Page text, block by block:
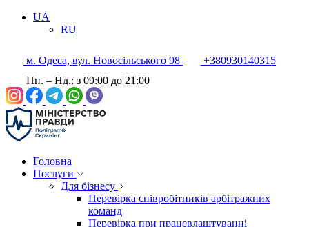
UA
RU
м. Одеса, вул. Новосільського 98
+380930140315
Пн. – Нд.: з 09:00 до 21:00
Головна
Послуги
Для бізнесу
Перевірка співробітників арбітражних
команд
Перевірка при працевлаштуванні